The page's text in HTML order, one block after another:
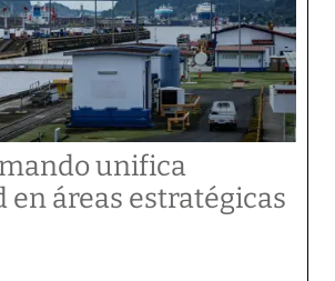
unifica
en áreas estratégicas